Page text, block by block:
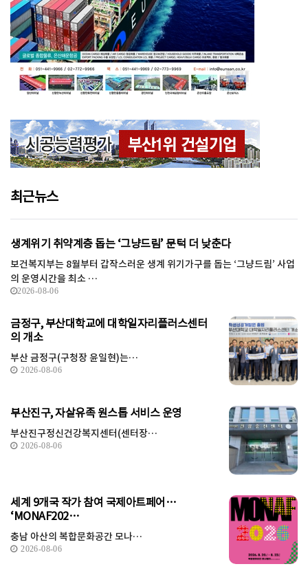
최근뉴스
생계위기 취약계층 돕는 ‘그냥드림’ 문턱 더 낮춘다
보건복지부는 8월부터 갑작스러운 생계 위기가구를 돕는 ‘그냥드림’ 사업
의 운영시간을 최소 …
2026-08-06
금정구, 부산대학교에 대학일자리플러스센터
의 개소
부산 금정구(구청장 윤일현)는…
2026-08-06
부산진구, 자살유족 원스톱 서비스 운영
부산진구정신건강복지센터(센터장…
2026-08-06
세계 9개국 작가 참여 국제아트페어…
‘MONAF202…
충남 아산의 복합문화공간 모나…
2026-08-06